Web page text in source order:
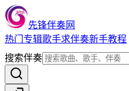
先锋伴奏网
热门 专辑歌手求伴奏新手教程
搜索伴奏